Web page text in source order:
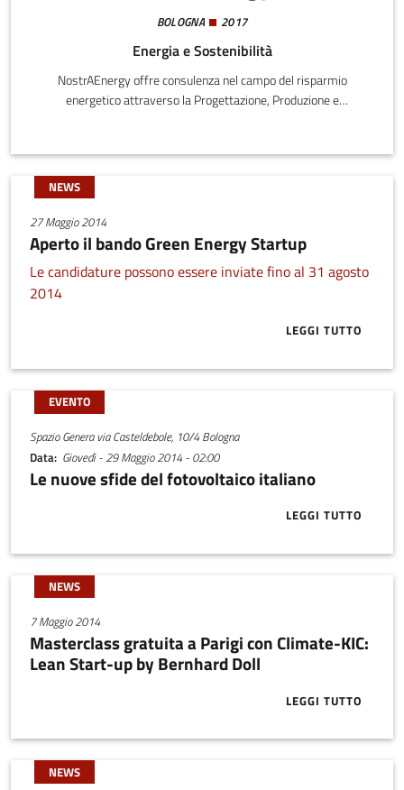
BOLOGNA 2017
Energia e Sostenibilità
NostrAEnergy offre consulenza nel campo del risparmio
energetico attraverso la Progettazione, Produzione e
residenziale.
NEWS
27 Maggio 2014
Aperto il bando Green Energy Startup
Le candidature possono essere inviate fino al 31 agosto
2014
LEGGI TUTTO
ABOUT
EVENTO
Spazio Genera via Casteldebole, 10/4 Bologna
Data Giovedì - 29 Maggio 2014 - 02:00
Le nuove sfide del fotovoltaico italiano
LEGGI TUTTO
ABOUT LE
NEWS
7 Maggio 2014
Masterclass gratuita a Parigi con Climate-KIC:
Lean Start-up by Bernhard Doll
LEGGI TUTTO
ABOUT
NEWS